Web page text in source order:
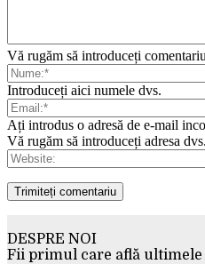
Vă rugăm să introduceți
Introduceți aici numele dvs.
Ați introdus o adresă de e-mail
Vă rugăm să introduceți adresa
DESPRE NOI
Fii primul care află